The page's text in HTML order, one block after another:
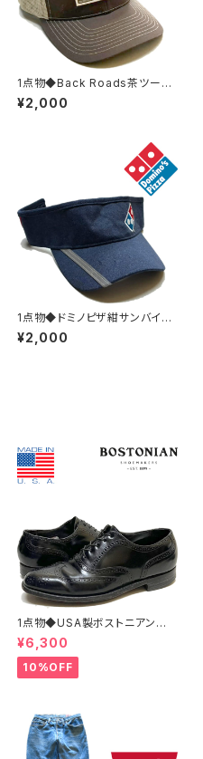
1点物◆Back Roads茶ツート
ン帽子USA企業メッシュキャップ
古着メンズレディースOKアメカ
¥2,000
1点物◆ドミノピザ紺サンバイザ
ー帽子キャップ古着メンズレディ
ースOKアメカジ90sストリート/
¥2,000
1点物◆USA製ボストニアン黒
革靴レザーシューズ古着メンズ2
6.5レディースOKアメカジ90s
ストリートUSスポーツ中古スニ
ーカーBOSTONIAN362316
¥6,300
10%OFF